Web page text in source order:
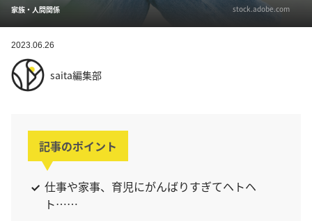
家族・人間関係 stock.adobe.com
2023.06.26
saita編集部
記事のポイント
仕事や家事、育児にがんばりすぎてヘトヘ
ト……